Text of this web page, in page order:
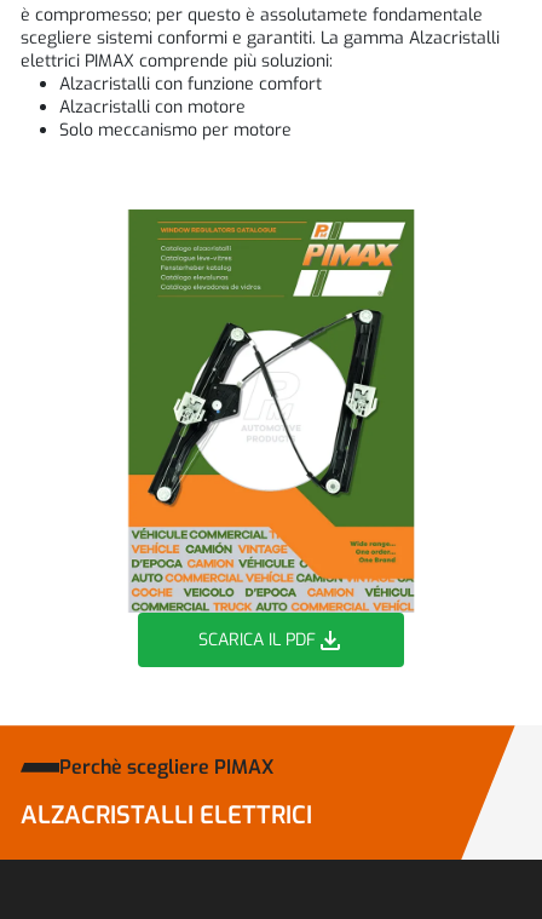
è compromesso; per questo è assolutamete fondamentale
scegliere sistemi conformi e garantiti. La gamma Alzacristalli
elettrici PIMAX comprende più soluzioni:
Alzacristalli con funzione comfort
Alzacristalli con motore
Solo meccanismo per motore
SCARICA IL PDFdownload
Perchè scegliere PIMAX
ALZACRISTALLI ELETTRICI